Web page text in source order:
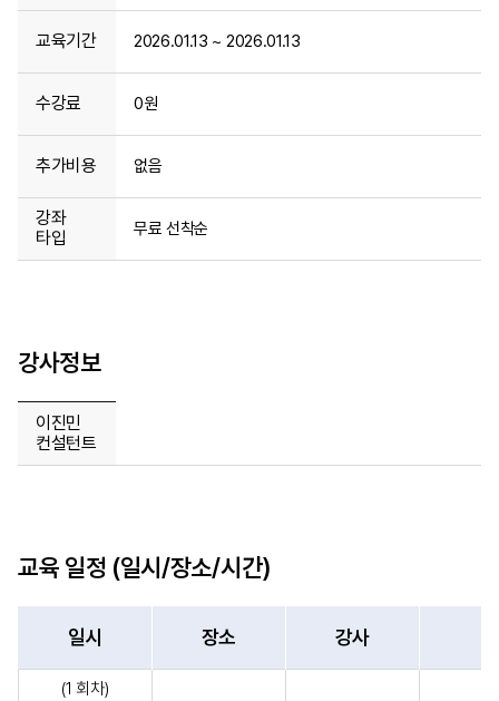
교육기간 2026.01.13 ~ 2026.01.13
수강료 0원
추가비용 없음
강좌
타입
무료 선착순
강사정보
이진민
컨설턴트
교육 일정 (일시/장소/시간)
일시 장소 강사
(1 회차)